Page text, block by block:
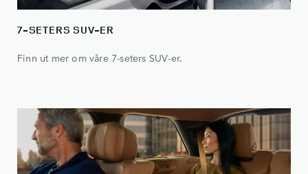
7-SETERS SUV-ER
Finn ut mer om våre 7-seters SUV-er.